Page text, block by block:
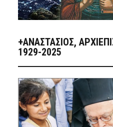
+ΑΝΑΣΤΆΣΙΟΣ,
1929-2025